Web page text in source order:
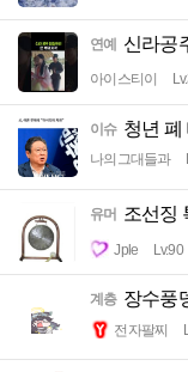
연예 신라공
아이스티이
이슈 청년 폐
나의그대들과
유머 조선징
Jple Lv.90
계층 장수풍
전자팔찌